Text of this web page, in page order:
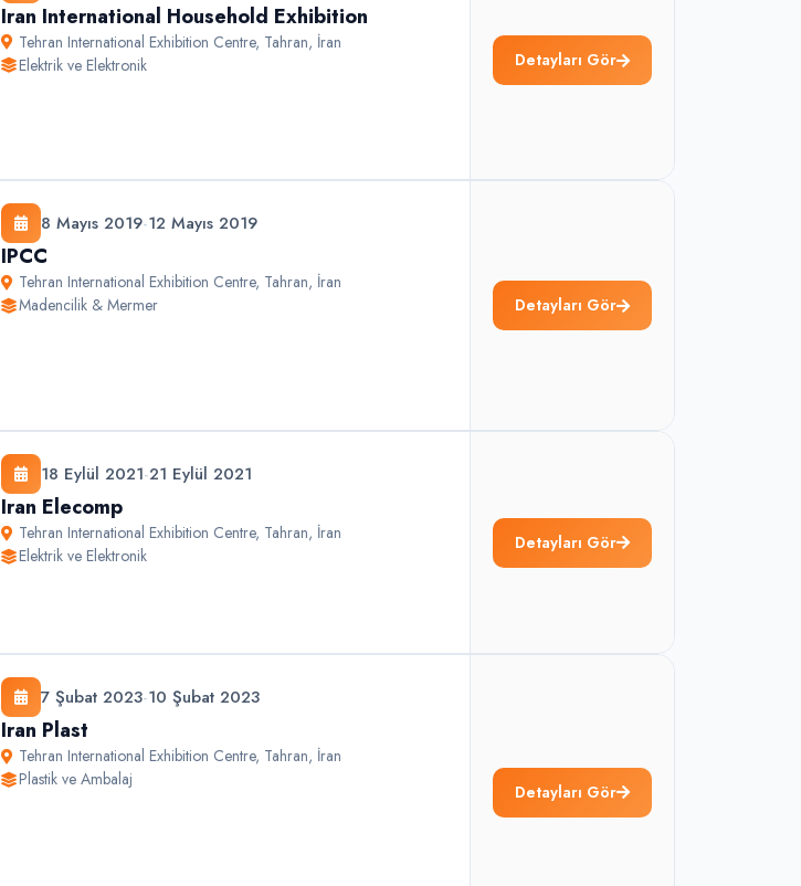
Iran International Household Exhibition
Tehran International Exhibition Centre, Tahran, İran
Elektrik ve Elektronik
Detayları Gör
8 Mayıs 2019-12 Mayıs 2019
IPCC
Tehran International Exhibition Centre, Tahran, İran
Madencilik & Mermer
Detayları Gör
18 Eylül 2021-21 Eylül 2021
Iran Elecomp
Tehran International Exhibition Centre, Tahran, İran
Elektrik ve Elektronik
Detayları Gör
7 Şubat 2023-10 Şubat 2023
Iran Plast
Tehran International Exhibition Centre, Tahran, İran
Plastik ve Ambalaj
Detayları Gör